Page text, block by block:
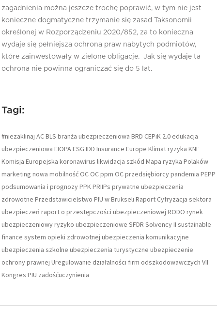
zagadnienia można jeszcze trochę poprawić, w tym nie jest
konieczne dogmatyczne trzymanie się zasad Taksonomii
określonej w Rozporządzeniu 2020/852, za to konieczna
wydaje się pełniejsza ochrona praw nabytych podmiotów,
które zainwestowały w zielone obligacje. Jak się wydaje ta
ochrona nie powinna ograniczać się do 5 lat.
Tagi:
#niezaklinaj ACBLS branża ubezpieczeniowa BRD CEPiK 2.0 edukacja
ubezpieczeniowa EIOPAESG IDD Insurance Europe Klimat ryzyka KNF
Komisja Europejska koronawirus likwidacja szkód Mapa ryzyka Polaków
marketing nowa mobilność OC OC ppm OC przedsiębiorcypandemia PEPP
podsumowania i prognozyPPKPRIIPs prywatne ubezpieczenia
zdrowotne Przedstawicielstwo PIU w Brukseli Raport Cyfryzacja sektora
ubezpieczeń raport o przestępczości ubezpieczeniowej RODO rynek
ubezpieczeniowyryzyko ubezpieczeniowe SFDR Solvency II sustainable
finance system opieki zdrowotnej ubezpieczenia komunikacyjne
ubezpieczenia szkolne ubezpieczenia turystyczne ubezpieczenie
ochrony prawnej Uregulowanie działalności firm odszkodowawczych VII
Kongres PIU zadośćuczynienia